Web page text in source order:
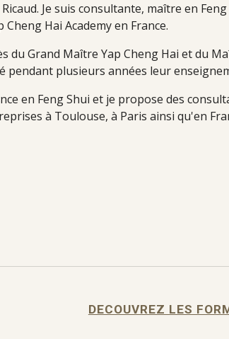
Je suis consultante, maître en
Hai Academy en France.
du Grand Maître Yap Cheng Hai et du
pendant plusieurs années leur
en Feng Shui et je propose des
à Toulouse, à Paris ainsi qu'en
DECOUVREZ LES